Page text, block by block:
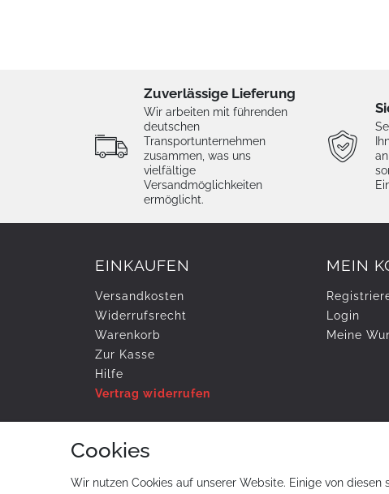
Zuverlässige Lieferung
Wir arbeiten mit führenden
deutschen
Transportunternehmen
zusammen, was uns
vielfältige
Versandmöglichkeiten
ermöglicht.
EINKAUFEN
Versandkosten
Widerrufs­recht
Warenkorb
Zur Kasse
Hilfe
Vertrag widerrufen
MEIN
Login
Meine
ZAHLUNG & VERSAND
Cookies
Wir nutzen Cookies auf unserer Website. Einige von